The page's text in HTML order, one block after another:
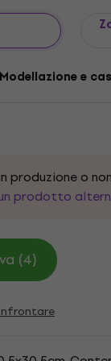
Modellazione e
Set da
produzione o
prodotto
(4)